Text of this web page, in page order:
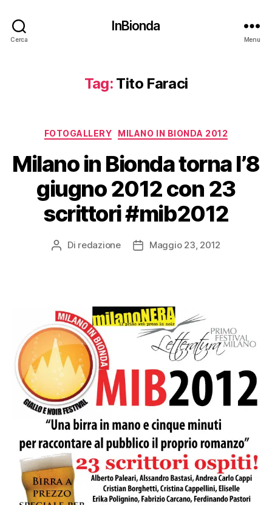
Cerca
InBionda
Menu
Tag: Tito Faraci
Categorie
FOTOGALLERY MILANO IN BIONDA 2012
Milano in Bionda torna l’8
giugno 2012 con 23
scrittori #mib2012
Autore
Di redazione
DataMaggio 23, 2012